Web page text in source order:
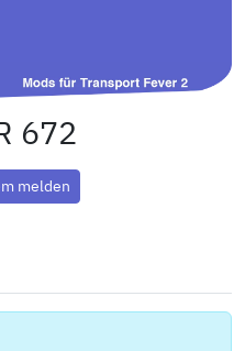
672
melden